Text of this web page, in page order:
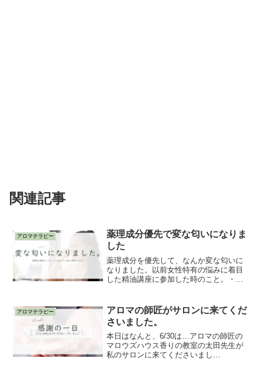
関連記事
アロマテラピー
薬理成分優先で変な匂いになりま
した
薬理成分を優先して、なんか変な匂いに
なりました。以前女性特有の悩みに着目
した精油講座に参加した時のこと。・ラ
ーミントこれらの精油をブレンドしての
使用をオススメして下さい...
アロマテラピー
アロマの師匠がサロンに来てくだ
さいました。
本日はなんと、6/30は…アロマの師匠の
マロウズハウス香りの教室の太田先生が
私のサロンに来てくださいまし